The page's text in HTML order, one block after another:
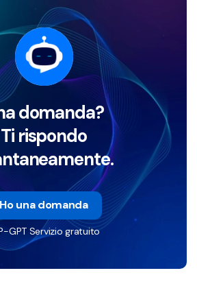
domanda?
Ti rispondo
Ho una domanda
GPT Servizio gratuito